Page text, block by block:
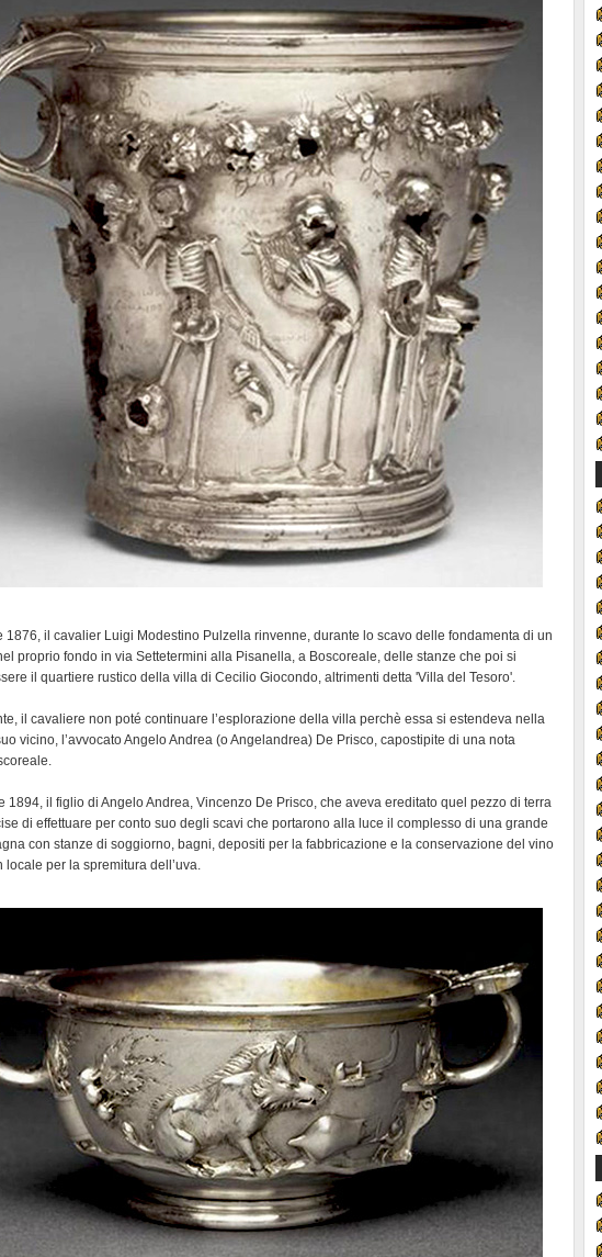
1876, il cavalier Luigi Modestino Pulzella rinvenne, durante lo scavo delle fondamenta di un
proprio fondo in via Settetermini alla Pisanella, a Boscoreale, delle stanze che poi si
il quartiere rustico della villa di Cecilio Giocondo, altrimenti detta 'Villa del Tesoro'.
il cavaliere non poté continuare l’esplorazione della villa perchè essa si estendeva nella
vicino, l’avvocato Angelo Andrea (o Angelandrea) De Prisco, capostipite di una nota
1894, il figlio di Angelo Andrea, Vincenzo De Prisco, che aveva ereditato quel pezzo di terra
di effettuare per conto suo degli scavi che portarono alla luce il complesso di una grande
con stanze di soggiorno, bagni, depositi per la fabbricazione e la conservazione del vino
locale per la spremitura dell’uva.